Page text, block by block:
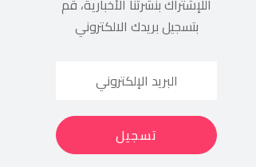
اللإشتراك بنشرتنا الأخبارية، قم
بتسجيل بريدك الالكتروني